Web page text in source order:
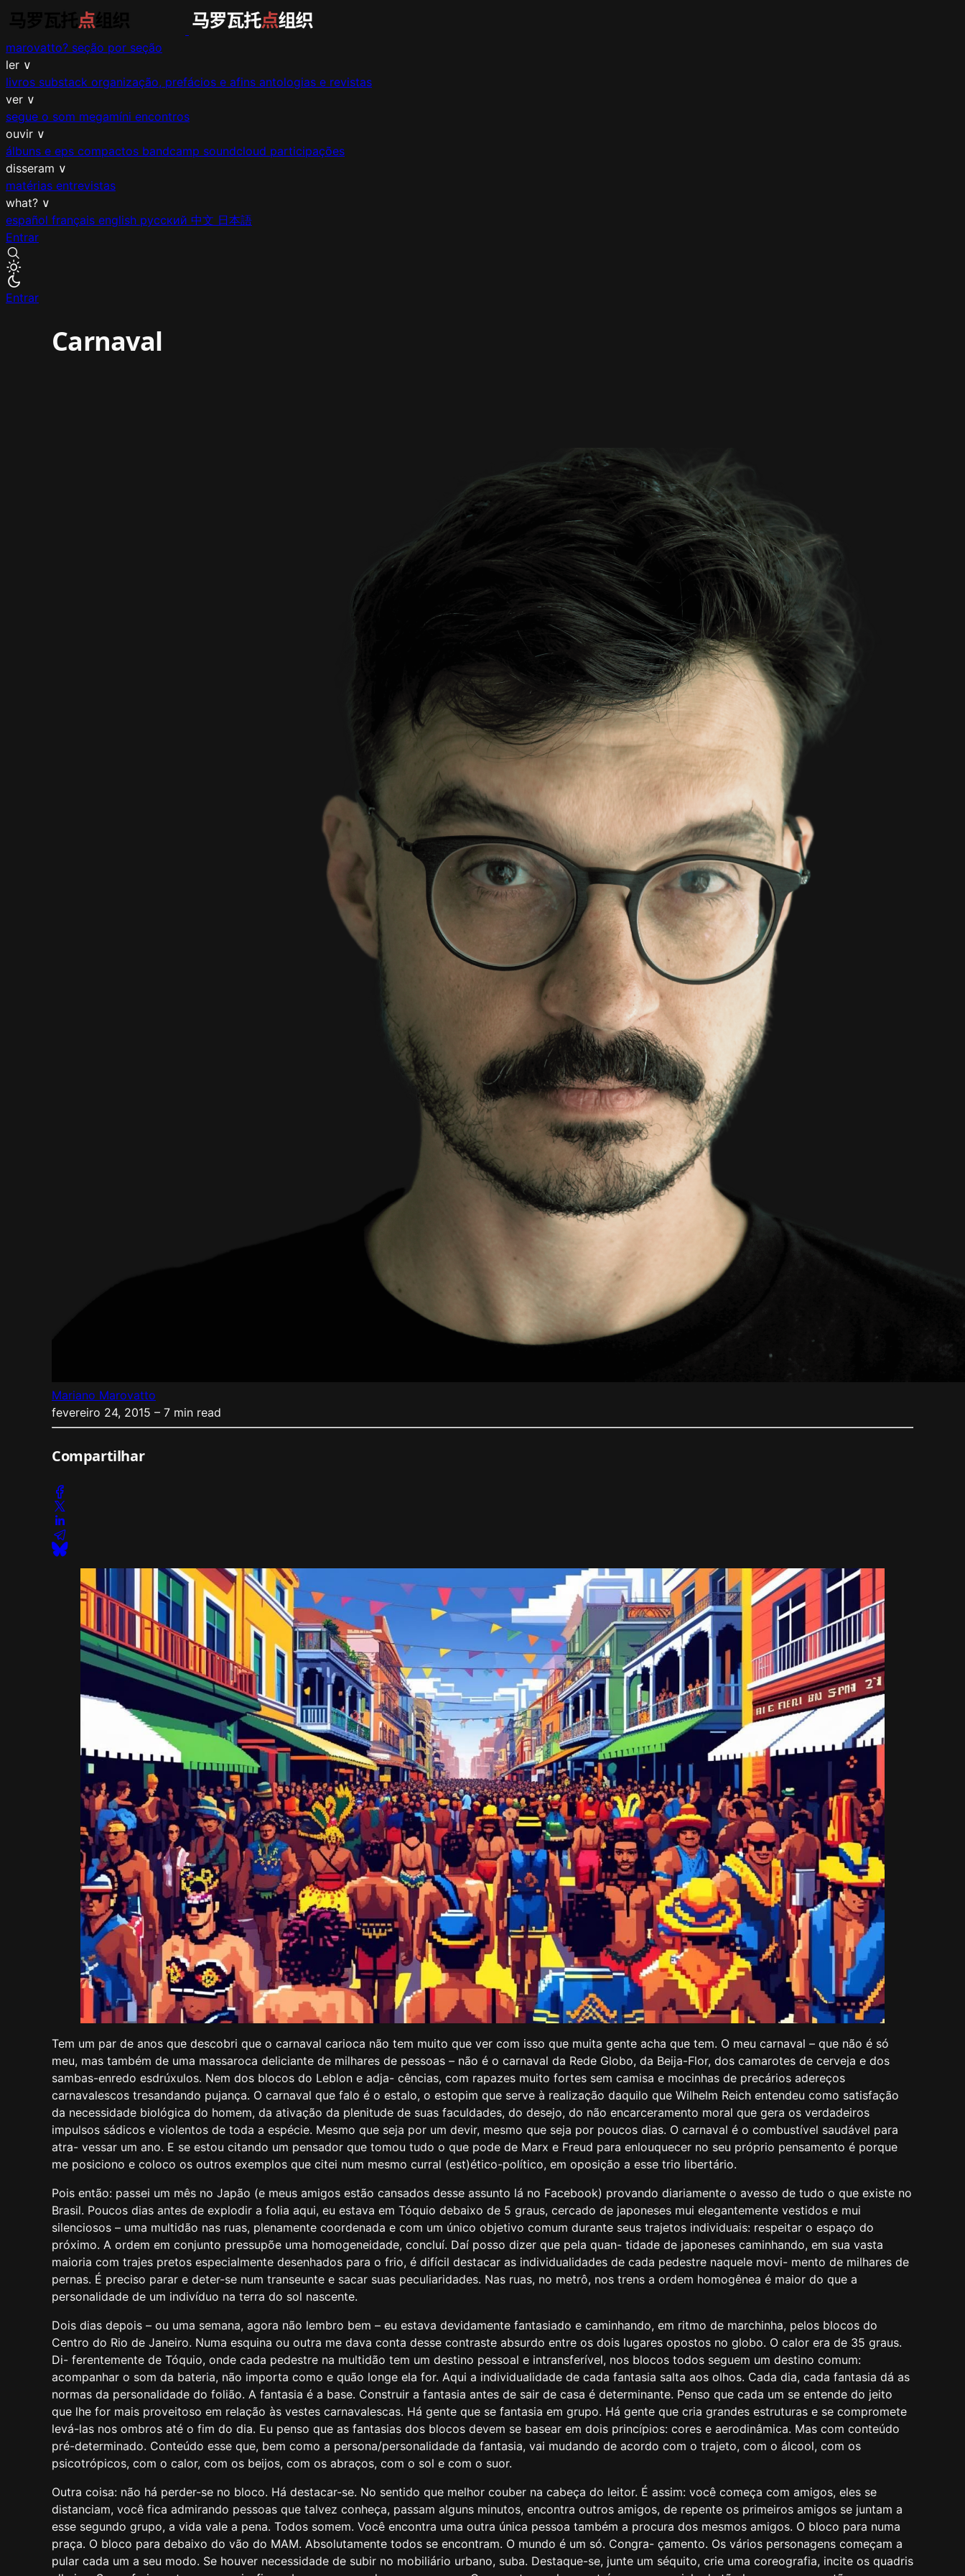
marovatto? seção por seção
ler ∨
livros substack organização, prefácios e afins antologias e revistas
ver ∨
segue o som megamíni encontros
ouvir ∨
álbuns e eps compactos bandcamp soundcloud participações
disseram ∨
matérias entrevistas
what? ∨
español français english русский 中文 日本語
Entrar
Entrar
Carnaval
Mariano Marovatto
fevereiro 24, 2015 – 7 min read
Compartilhar
Tem um par de anos que descobri que o carnaval carioca não tem muito que ver com isso que muita gente acha que tem. O meu carnaval – que não é só
meu, mas também de uma massaroca deliciante de milhares de pessoas – não é o carnaval da Rede Globo, da Beija-Flor, dos camarotes de cerveja e dos
sambas-enredo esdrúxulos. Nem dos blocos do Leblon e adja- cências, com rapazes muito fortes sem camisa e mocinhas de precários adereços
carnavalescos tresandando pujança. O carnaval que falo é o estalo, o estopim que serve à realização daquilo que Wilhelm Reich entendeu como satisfação
da necessidade biológica do homem, da ativação da plenitude de suas faculdades, do desejo, do não encarceramento moral que gera os verdadeiros
impulsos sádicos e violentos de toda a espécie. Mesmo que seja por um devir, mesmo que seja por poucos dias. O carnaval é o combustível saudável para
atra- vessar um ano. E se estou citando um pensador que tomou tudo o que pode de Marx e Freud para enlouquecer no seu próprio pensamento é porque
me posiciono e coloco os outros exemplos que citei num mesmo curral (est)ético-político, em oposição a esse trio libertário.
Pois então: passei um mês no Japão (e meus amigos estão cansados desse assunto lá no Facebook) provando diariamente o avesso de tudo o que existe no
Brasil. Poucos dias antes de explodir a folia aqui, eu estava em Tóquio debaixo de 5 graus, cercado de japoneses mui elegantemente vestidos e mui
silenciosos – uma multidão nas ruas, plenamente coordenada e com um único objetivo comum durante seus trajetos individuais: respeitar o espaço do
próximo. A ordem em conjunto pressupõe uma homogeneidade, concluí. Daí posso dizer que pela quan- tidade de japoneses caminhando, em sua vasta
maioria com trajes pretos especialmente desenhados para o frio, é difícil destacar as individualidades de cada pedestre naquele movi- mento de milhares de
pernas. É preciso parar e deter-se num transeunte e sacar suas peculiaridades. Nas ruas, no metrô, nos trens a ordem homogênea é maior do que a
personalidade de um indivíduo na terra do sol nascente.
Dois dias depois – ou uma semana, agora não lembro bem – eu estava devidamente fantasiado e caminhando, em ritmo de marchinha, pelos blocos do
Centro do Rio de Janeiro. Numa esquina ou outra me dava conta desse contraste absurdo entre os dois lugares opostos no globo. O calor era de 35 graus.
Di- ferentemente de Tóquio, onde cada pedestre na multidão tem um destino pessoal e intransferível, nos blocos todos seguem um destino comum:
acompanhar o som da bateria, não importa como e quão longe ela for. Aqui a individualidade de cada fantasia salta aos olhos. Cada dia, cada fantasia dá as
normas da personalidade do folião. A fantasia é a base. Construir a fantasia antes de sair de casa é determinante. Penso que cada um se entende do jeito
que lhe for mais proveitoso em relação às vestes carnavalescas. Há gente que se fantasia em grupo. Há gente que cria grandes estruturas e se compromete
levá-las nos ombros até o fim do dia. Eu penso que as fantasias dos blocos devem se basear em dois princípios: cores e aerodinâmica. Mas com conteúdo
pré-determinado. Conteúdo esse que, bem como a persona/personalidade da fantasia, vai mudando de acordo com o trajeto, com o álcool, com os
psicotrópicos, com o calor, com os beijos, com os abraços, com o sol e com o suor.
Outra coisa: não há perder-se no bloco. Há destacar-se. No sentido que melhor couber na cabeça do leitor. É assim: você começa com amigos, eles se
distanciam, você fica admirando pessoas que talvez conheça, passam alguns minutos, encontra outros amigos, de repente os primeiros amigos se juntam a
esse segundo grupo, a vida vale a pena. Todos somem. Você encontra uma outra única pessoa também a procura dos mesmos amigos. O bloco para numa
praça. O bloco para debaixo do vão do MAM. Absolutamente todos se encontram. O mundo é um só. Congra- çamento. Os vários personagens começam a
pular cada um a seu modo. Se houver necessidade de subir no mobiliário urbano, suba. Destaque-se, junte um séquito, crie uma coreografia, incite os quadris